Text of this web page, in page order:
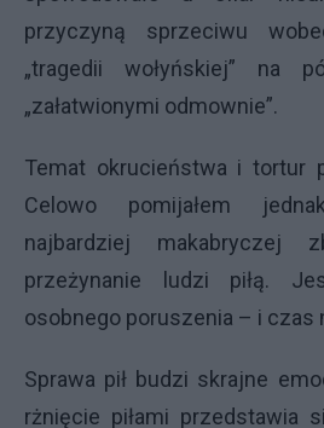
przyczyną sprzeciwu
„tragedii wołyńskiej” na
„załatwionymi odmownie”.
Temat okrucieństwa i tortur
Celowo pomijałem
najbardziej makabryczej
przeżynanie ludzi piłą.
osobnego poruszenia – i czas
Sprawa pił budzi skrajne
rżnięcie piłami przedstawia